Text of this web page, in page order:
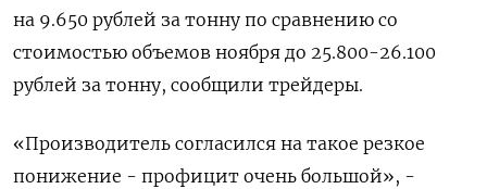
на 9.650 рублей за тонну по сравнению со
стоимостью объемов ноября до 25.800-26.100
рублей за тонну, сообщили трейдеры.
«Производитель согласился на такое резкое
понижение - профицит очень большой», -